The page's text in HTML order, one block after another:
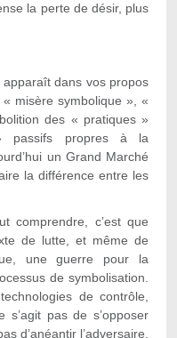
la perte de désir, plus
dans vos propos
misère symbolique », «
des « pratiques »
propres à la
un Grand Marché
la différence entre les
comprendre, c’est que
de lutte, et même de
une guerre pour la
de symbolisation.
de contrôle,
pas de s’opposer
d’anéantir l’adversaire,